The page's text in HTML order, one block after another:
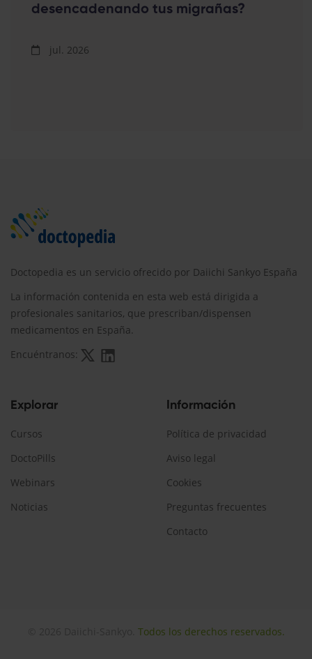
desencadenando tus migrañas?
jul. 2026
Doctopedia es un servicio ofrecido por Daiichi Sankyo España
La información contenida en esta web está dirigida a
profesionales sanitarios, que prescriban/dispensen
medicamentos en España.
Encuéntranos:
Explorar
Cursos
DoctoPills
Webinars
Noticias
Información
Política de privacidad
Aviso legal
Cookies
Preguntas frecuentes
Contacto
Todos los derechos reservados.